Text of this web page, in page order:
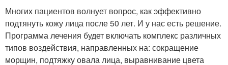
Многих пациентов волнует вопрос, как эффективно
подтянуть кожу лица после 50 лет. И у нас есть решение.
Программа лечения будет включать комплекс различных
типов воздействия, направленных на: сокращение
морщин, подтяжку овала лица, выравнивание цвета